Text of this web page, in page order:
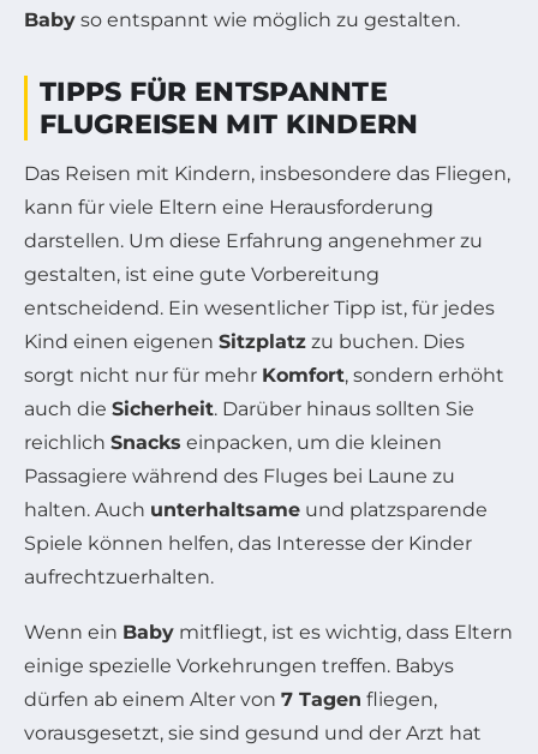
Baby so entspannt wie möglich zu gestalten.
TIPPS FÜR ENTSPANNTE
FLUGREISEN MIT KINDERN
Das Reisen mit Kindern, insbesondere das Fliegen,
kann für viele Eltern eine Herausforderung
darstellen. Um diese Erfahrung angenehmer zu
gestalten, ist eine gute Vorbereitung
entscheidend. Ein wesentlicher Tipp ist, für jedes
Kind einen eigenen Sitzplatz zu buchen. Dies
sorgt nicht nur für mehr Komfort, sondern erhöht
auch die Sicherheit. Darüber hinaus sollten Sie
reichlich Snacks einpacken, um die kleinen
Passagiere während des Fluges bei Laune zu
halten. Auch unterhaltsame und platzsparende
Spiele können helfen, das Interesse der Kinder
aufrechtzuerhalten.
Wenn ein Baby mitfliegt, ist es wichtig, dass Eltern
einige spezielle Vorkehrungen treffen. Babys
dürfen ab einem Alter von 7 Tagen fliegen,
vorausgesetzt, sie sind gesund und der Arzt hat